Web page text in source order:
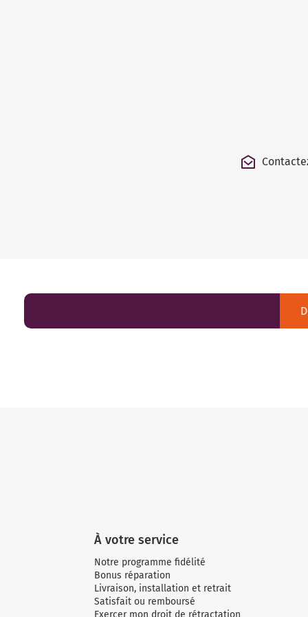
À votre service
Notre programme fidélité
Bonus réparation
Livraison, installation et retrait
Satisfait ou remboursé
Exercer mon droit de rétractation